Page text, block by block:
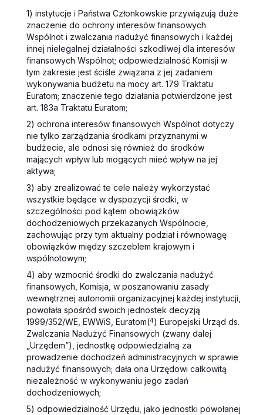
1) instytucje i Państwa Członkowskie przywiązują duże
znaczenie do ochrony interesów finansowych
Wspólnot i zwalczania nadużyć finansowych i każdej
innej nielegalnej działalności szkodliwej dla interesów
finansowych Wspólnot; odpowiedzialność Komisji w
tym zakresie jest ściśle związana z jej zadaniem
wykonywania budżetu na mocy art. 179 Traktatu
Euratom; znaczenie tego działania potwierdzone jest
art. 183a Traktatu Euratom;
2) ochrona interesów finansowych Wspólnot dotyczy
nie tylko zarządzania środkami przyznanymi w
budżecie, ale odnosi się również do środków
mających wpływ lub mogących mieć wpływ na jej
aktywa;
3) aby zrealizować te cele należy wykorzystać
wszystkie będące w dyspozycji środki, w
szczególności pod kątem obowiązków
dochodzeniowych przekazanych Wspólnocie,
zachowując przy tym aktualny podział i równowagę
obowiązków między szczeblem krajowym i
wspólnotowym;
4) aby wzmocnić środki do zwalczania nadużyć
finansowych, Komisja, w poszanowaniu zasady
wewnętrznej autonomii organizacyjnej każdej instytucji,
powołała spośród swoich jednostek decyzją
1999/352/WE, EWWiS, Euratom(4) Europejski Urząd ds.
Zwalczania Nadużyć Finansowych (zwany dalej
„Urzędem”), jednostkę odpowiedzialną za
prowadzenie dochodzeń administracyjnych w sprawie
nadużyć finansowych; dała ona Urzędowi całkowitą
niezależność w wykonywaniu jego zadań
dochodzeniowych;
5) odpowiedzialność Urzędu, jako jednostki powołanej